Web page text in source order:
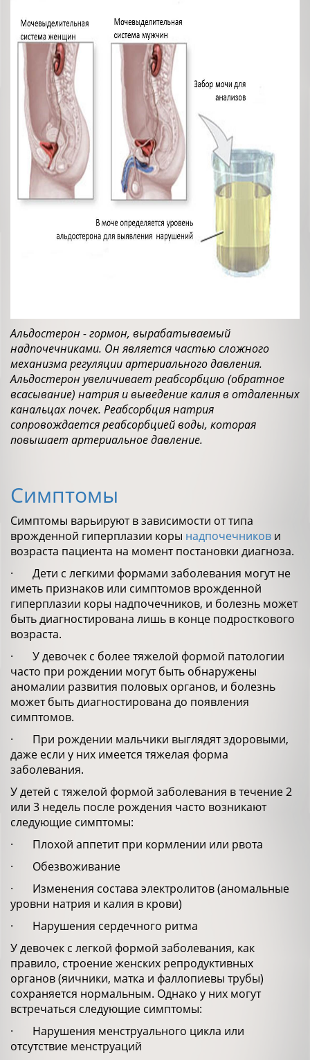
Альдостерон - гормон, вырабатываемый
надпочечниками. Он является частью сложного
механизма регуляции артериального давления.
Альдостерон увеличивает реабсорбцию (обратное
всасывание) натрия и выведение калия в отдаленных
канальцах почек. Реабсорбция натрия
сопровождается реабсорбцией воды, которая
повышает артериальное давление.
Симптомы
Симптомы варьируют в зависимости от типа
врожденной гиперплазии коры надпочечников и
возраста пациента на момент постановки диагноза.
· Дети с легкими формами заболевания могут не
иметь признаков или симптомов врожденной
гиперплазии коры надпочечников, и болезнь может
быть диагностирована лишь в конце подросткового
возраста.
· У девочек с более тяжелой формой патологии
часто при рождении могут быть обнаружены
аномалии развития половых органов, и болезнь
может быть диагностирована до появления
симптомов.
· При рождении мальчики выглядят здоровыми,
даже если у них имеется тяжелая форма
заболевания.
У детей с тяжелой формой заболевания в течение 2
или 3 недель после рождения часто возникают
следующие симптомы:
· Плохой аппетит при кормлении или рвота
· Обезвоживание
· Изменения состава электролитов (аномальные
уровни натрия и калия в крови)
· Нарушения сердечного ритма
У девочек с легкой формой заболевания, как
правило, строение женских репродуктивных
органов (яичники, матка и фаллопиевы трубы)
сохраняется нормальным. Однако у них могут
встречаться следующие симптомы:
· Нарушения менструального цикла или
отсутствие менструаций